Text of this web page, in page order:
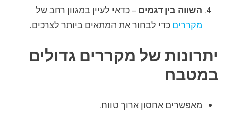
השווה בין דגמים – כדאי לעיין במגוון רחב של
מקררים כדי לבחור את המתאים ביותר לצרכים.
יתרונות של מקררים גדולים
במטבח
מאפשרים אחסון ארוך טווח.